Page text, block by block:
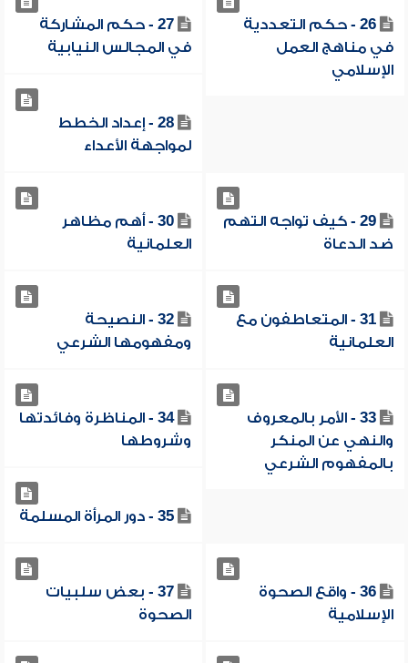
26 - حكم التعددية
في مناهج العمل
الإسلامي
27 - حكم المشاركة
في المجالس النيابية
28 - إعداد الخطط
لمواجهة الأعداء
29 - كيف تواجه التهم
ضد الدعاة
30 - أهم مظاهر
العلمانية
31 - المتعاطفون مع
العلمانية
32 - النصيحة
ومفهومها الشرعي
33 - الأمر بالمعروف
والنهي عن المنكر
بالمفهوم الشرعي
34 - المناظرة وفائدتها
وشروطها
35 - دور المرأة المسلمة
36 - واقع الصحوة
الإسلامية
37 - بعض سلبيات
الصحوة